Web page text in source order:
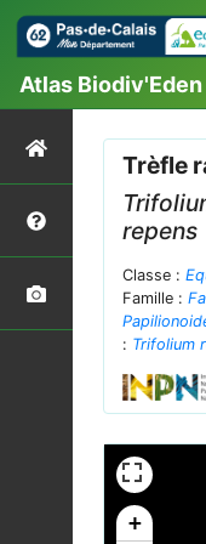
Atlas
Trèfle
repens
Classe :
Famille :
: Trifolium
+